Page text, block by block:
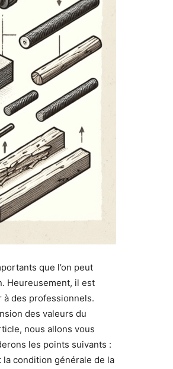
que l’on peut
Heureusement, il est
à des professionnels.
des valeurs du
nous allons vous
les points suivants :
la condition générale de la